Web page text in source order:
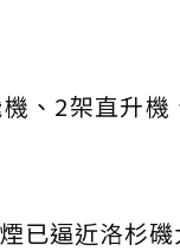
、2架直升
已逼近洛杉